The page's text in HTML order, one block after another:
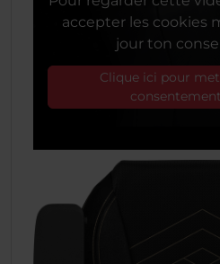
accepter les cookies
jour ton
Clique ici pour